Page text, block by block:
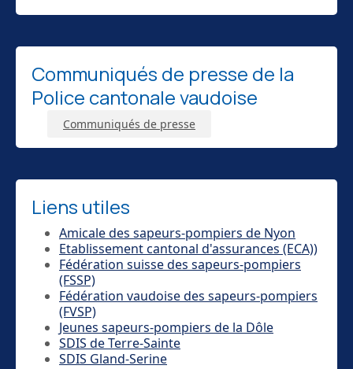
Communiqués de presse de la
Police cantonale vaudoise
Communiqués de presse
Liens utiles
Amicale des sapeurs-pompiers de Nyon
Etablissement cantonal d'assurances (ECA))
Fédération suisse des sapeurs-pompiers
(FSSP)
Fédération vaudoise des sapeurs-pompiers
(FVSP)
Jeunes sapeurs-pompiers de la Dôle
SDIS de Terre-Sainte
SDIS Gland-Serine